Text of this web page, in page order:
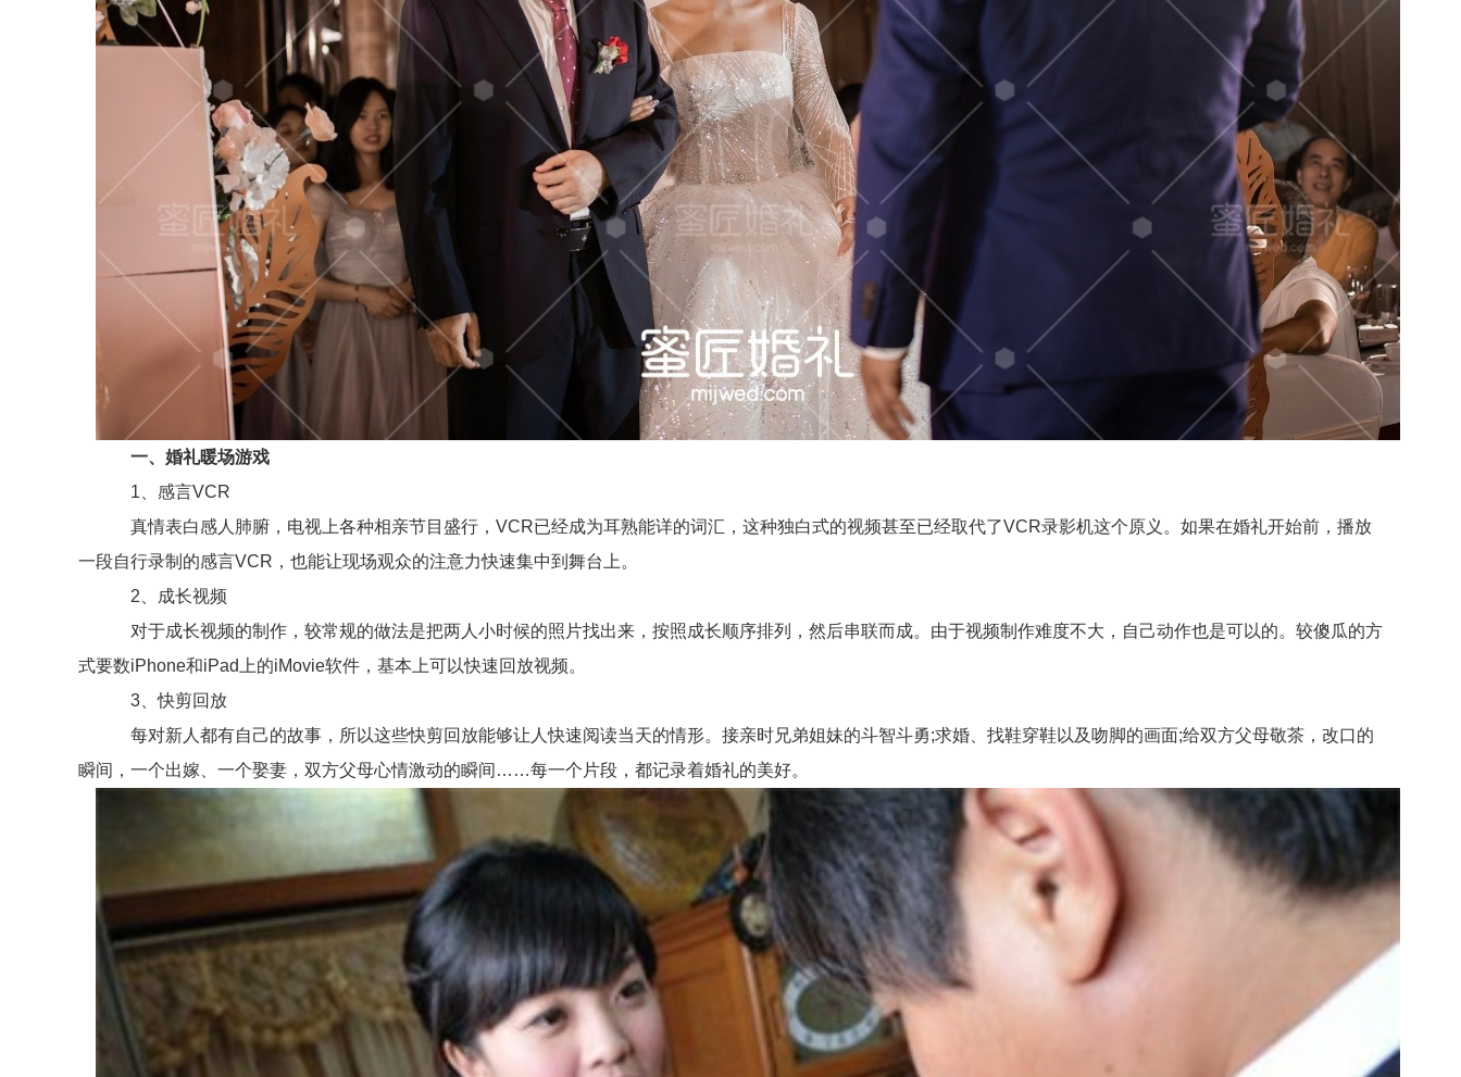
一、婚礼暖场游戏
1、感言VCR
真情表白感人肺腑，电视上各种相亲节目盛行，VCR已经成为耳熟能详的词汇，这种独白式的视频甚至已经取代了VCR录影机这个原义。如果在婚礼开始前，播放
一段自行录制的感言VCR，也能让现场观众的注意力快速集中到舞台上。
2、成长视频
对于成长视频的制作，较常规的做法是把两人小时候的照片找出来，按照成长顺序排列，然后串联而成。由于视频制作难度不大，自己动作也是可以的。较傻瓜的方
式要数iPhone和iPad上的iMovie软件，基本上可以快速回放视频。
3、快剪回放
每对新人都有自己的故事，所以这些快剪回放能够让人快速阅读当天的情形。接亲时兄弟姐妹的斗智斗勇;求婚、找鞋穿鞋以及吻脚的画面;给双方父母敬茶，改口的
瞬间，一个出嫁、一个娶妻，双方父母心情激动的瞬间……每一个片段，都记录着婚礼的美好。